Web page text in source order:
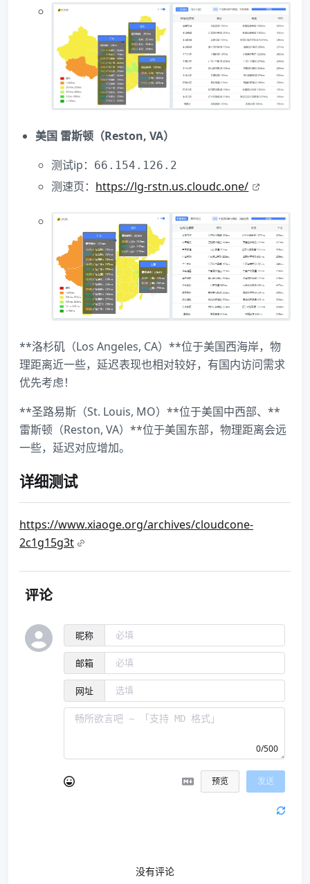
美国 雷斯顿（Reston, VA）
测试ip：
66.154.126.2
测速页： https://lg-rstn.us.cloudc.one/
**洛杉矶（Los Angeles, CA）**位于美国西海岸，物
理距离近一些，延迟表现也相对较好，有国内访问需求
优先考虑！
**圣路易斯（St. Louis, MO）**位于美国中西部、**
雷斯顿（Reston, VA）**位于美国东部，物理距离会远
一些，延迟对应增加。
详细测试
https://www.xiaoge.org/archives/cloudcone-
2c1g15g3t
评论
昵称
邮箱
网址
0/500
预览 发送
没有评论